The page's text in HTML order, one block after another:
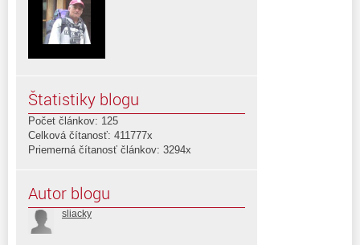
Štatistiky blogu
Počet článkov: 125
Celková čítanosť: 411777x
Priemerná čítanosť článkov: 3294x
Autor blogu
sliacky